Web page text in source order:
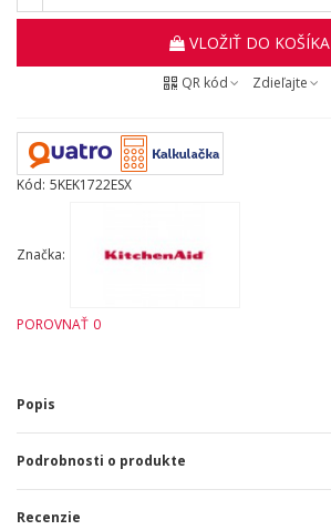
VLOŽIŤ DO KOŠÍKA
QR kód Zdieľajte
Kód: 5KEK1722ESX
Značka:
POROVNAŤ 0
Popis
Podrobnosti o produkte
Recenzie